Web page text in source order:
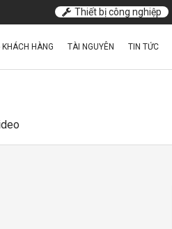
Thiết bị công nghiệp
HÀNG TÀI NGUYÊN TIN TỨC